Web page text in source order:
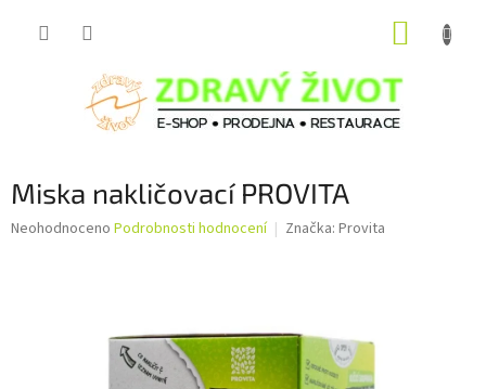
Miska nakličovací PROVITA
Průměrné
Neohodnoceno Podrobnosti hodnocení Značka: Provita